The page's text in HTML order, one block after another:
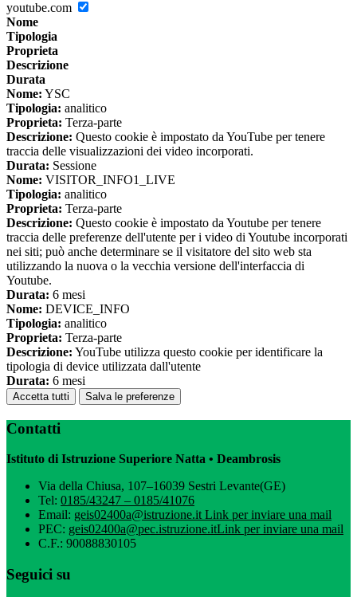
youtube.com
Nome
Tipologia
Proprieta
Descrizione
Durata
Nome: YSC
Tipologia: analitico
Proprieta: Terza-parte
Descrizione: Questo cookie è impostato da YouTube per tenere
traccia delle visualizzazioni dei video incorporati.
Durata: Sessione
Nome: VISITOR_INFO1_LIVE
Tipologia: analitico
Proprieta: Terza-parte
Descrizione: Questo cookie è impostato da Youtube per tenere
traccia delle preferenze dell'utente per i video di Youtube incorporati
nei siti; può anche determinare se il visitatore del sito web sta
utilizzando la nuova o la vecchia versione dell'interfaccia di
Youtube.
Durata: 6 mesi
Nome: DEVICE_INFO
Tipologia: analitico
Proprieta: Terza-parte
Descrizione: YouTube utilizza questo cookie per identificare la
tipologia di device utilizzata dall'utente
Durata: 6 mesi
Accetta tutti Salva le preferenze
Contatti
Istituto di Istruzione Superiore Natta • Deambrosis
Via della Chiusa, 107–16039 Sestri Levante(GE)
Tel: 0185/43247 – 0185/41076
Email: geis02400a@istruzione.itLink per inviare una mail
PEC: geis02400a@pec.istruzione.itLink per inviare una mail
C.F.: 90088830105
Seguici su